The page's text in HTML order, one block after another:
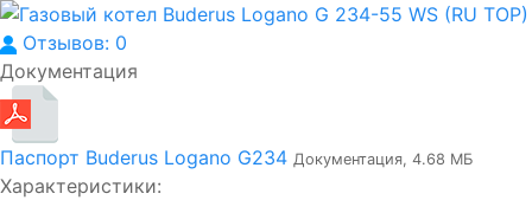
Отзывов: 0
Документация
Паспорт Buderus Logano G234 Документация, 4.68 МБ
Характеристики: